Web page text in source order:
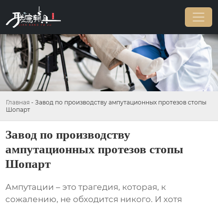
Главная - Завод по производству ампутационных протезов стопы
Шопарт
Завод по производству
ампутационных протезов стопы
Шопарт
Ампутации – это трагедия, которая, к
сожалению, не обходится никого. И хотя